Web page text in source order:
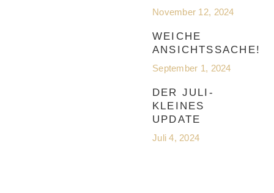
November 12, 2024
WEICHE
ANSICHTSSACHE!
September 1, 2024
DER JULI-
KLEINES
UPDATE
Juli 4, 2024